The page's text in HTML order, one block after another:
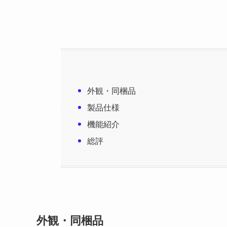
外観・同梱品
製品仕様
機能紹介
総評
外観・同梱品